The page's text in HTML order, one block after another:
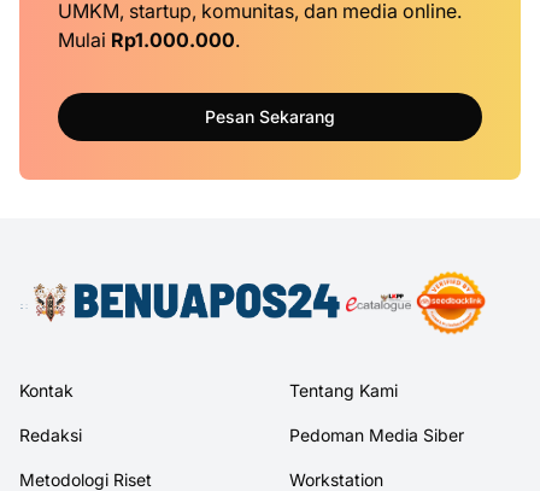
UMKM, startup, komunitas, dan media online.
Mulai Rp1.000.000.
Pesan Sekarang
Kontak Tentang Kami
Redaksi Pedoman Media Siber
Metodologi Riset Workstation